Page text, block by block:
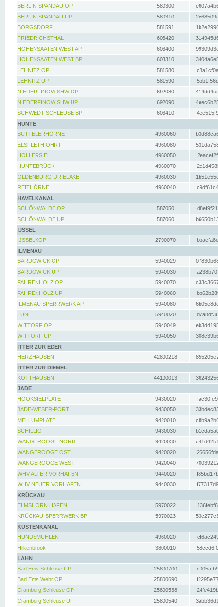
BERLIN-SPANDAU OP
580300
BERLIN-SPANDAU UP
580310
BORGSDORF
581591
FRIEDRICHSTHAL
603420
HOHENSAATEN WEST AP
603400
HOHENSAATEN WEST BP
603310
LEHNITZ OP
581580
LEHNITZ UP
581590
NIEDERFINOW SHW OP
692080
NIEDERFINOW SHW UP
692090
SCHWEDT SCHLEUSE BP
603410
HUNTE
BUTTELERHÖRNE
4960060
ELSFLETH OHRT
4960080
HOLLERSIEL
4960050
HUNTEBRÜCK
4960070
OLDENBURG-DRIELAKE
4960030
REITHÖRNE
4960040
HAVELKANAL
SCHÖNWALDE OP
587050
SCHÖNWALDE UP
587060
IJSSEL
IJSSELKOP
2790070
ILMENAU
BARDOWICK OP
5940029
BARDOWICK UP
5940030
FAHRENHOLZ OP
5940070
FAHRENHOLZ UP
5940060
ILMENAU SPERRWERK AP
5940080
LÜNE
5940020
WITTORF OP
5940049
WITTORF UP
5940050
ITTER ZUR EDER
HERZHAUSEN
42800218
ITTER ZUR DIEMEL
KOTTHAUSEN
44100013
JADE
HOOKSIELPLATE
9430020
JADE-WESER-PORT
9430050
MELLUMPLATE
9420010
SCHILLIG
9430030
WANGEROOGE NORD
9420030
WANGEROOGE OST
9420020
WANGEROOGE WEST
9420040
WHV ALTER VORHAFEN
9440020
WHV NEUER VORHAFEN
9440030
KRÜCKAU
ELMSHORN HAFEN
5970022
KRÜCKAU-SPERRWERK BP
5970023
KÜSTENKANAL
HUNDSMÜHLEN
4960020
Hilkenbrook
3800010
LAHN
Bad Ems Schleuse UP
25800700
Bad Ems Wehr OP
25800690
Cramberg Schleuse OP
25800538
Cramberg Schleuse UP
25800540